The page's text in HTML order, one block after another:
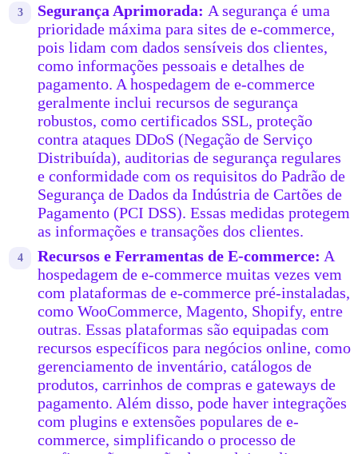
Segurança Aprimorada: A segurança é uma
prioridade máxima para sites de e-commerce,
pois lidam com dados sensíveis dos clientes,
como informações pessoais e detalhes de
pagamento. A hospedagem de e-commerce
geralmente inclui recursos de segurança
robustos, como certificados SSL, proteção
contra ataques DDoS (Negação de Serviço
Distribuída), auditorias de segurança regulares
e conformidade com os requisitos do Padrão de
Segurança de Dados da Indústria de Cartões de
Pagamento (PCI DSS). Essas medidas protegem
as informações e transações dos clientes.
Recursos e Ferramentas de E-commerce: A
hospedagem de e-commerce muitas vezes vem
com plataformas de e-commerce pré-instaladas,
como WooCommerce, Magento, Shopify, entre
outras. Essas plataformas são equipadas com
recursos específicos para negócios online, como
gerenciamento de inventário, catálogos de
produtos, carrinhos de compras e gateways de
pagamento. Além disso, pode haver integrações
com plugins e extensões populares de e-
commerce, simplificando o processo de